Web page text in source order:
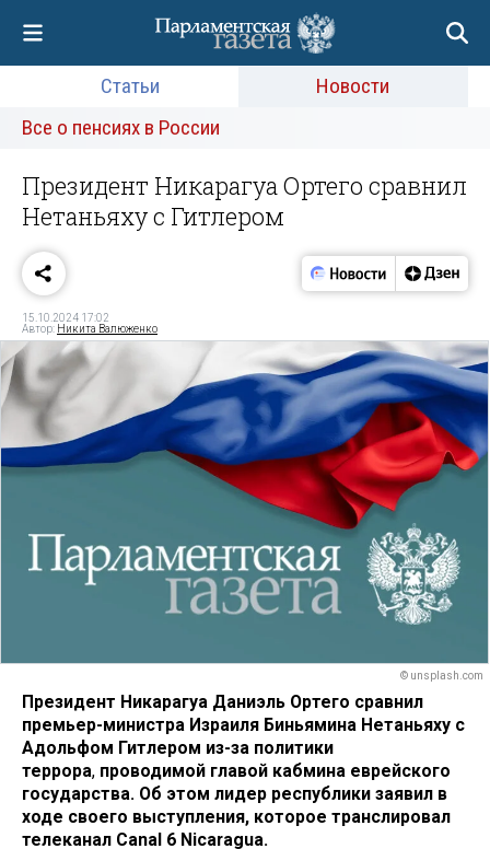
Статьи
Новости
Все о пенсиях в России
Президент Никарагуа Ортего сравнил
Нетаньяху с Гитлером
15.10.2024 17:02
Автор: Никита Валюженко
© unsplash.com
Президент Никарагуа Даниэль Ортего сравнил
премьер-министра Израиля Биньямина Нетаньяху с
Адольфом Гитлером из-за политики
террора, проводимой главой кабмина еврейского
государства. Об этом лидер республики заявил в
ходе своего выступления, которое транслировал
телеканал Canal 6 Nicaragua.